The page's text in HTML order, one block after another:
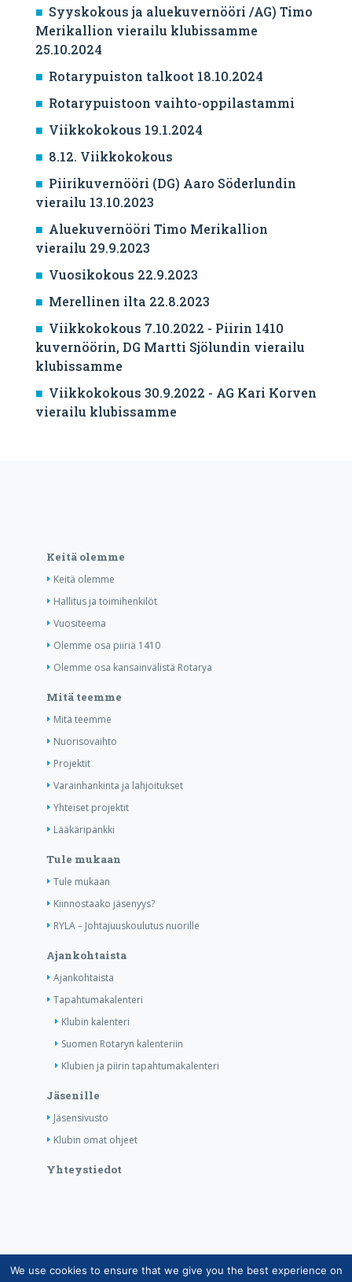
Syyskokous ja aluekuvernööri /AG) Timo
Merikallion vierailu klubissamme
25.10.2024
Rotarypuiston talkoot 18.10.2024
Rotarypuistoon vaihto-oppilastammi
Viikkokokous 19.1.2024
8.12. Viikkokokous
Piirikuvernööri (DG) Aaro Söderlundin
vierailu 13.10.2023
Aluekuvernööri Timo Merikallion
vierailu 29.9.2023
Vuosikokous 22.9.2023
Merellinen ilta 22.8.2023
Viikkokokous 7.10.2022 - Piirin 1410
kuvernöörin, DG Martti Sjölundin vierailu
klubissamme
Viikkokokous 30.9.2022 - AG Kari Korven
vierailu klubissamme
Keitä olemme
Keitä olemme
Hallitus ja toimihenkilöt
Vuositeema
Olemme osa piiriä 1410
Olemme osa kansainvälistä Rotarya
Mitä teemme
Mitä teemme
Nuorisovaihto
Projektit
Varainhankinta ja lahjoitukset
Yhteiset projektit
Lääkäripankki
Tule mukaan
Tule mukaan
Kiinnostaako jäsenyys?
RYLA – Johtajuuskoulutus nuorille
Ajankohtaista
Ajankohtaista
Tapahtumakalenteri
Klubin kalenteri
Suomen Rotaryn kalenteriin
Klubien ja piirin tapahtumakalenteri
Jäsenille
Jäsensivusto
Klubin omat ohjeet
Yhteystiedot
Copyright © Suomen Rotarypalvelu ry 2026 |
We use cookies to ensure that we give you the best experience on